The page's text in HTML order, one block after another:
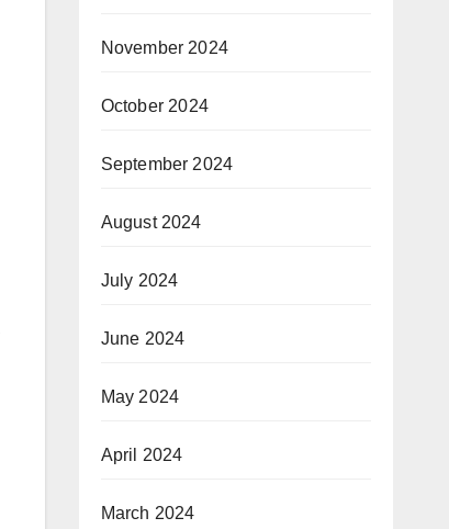
November 2024
October 2024
September 2024
August 2024
July 2024
June 2024
May 2024
April 2024
March 2024